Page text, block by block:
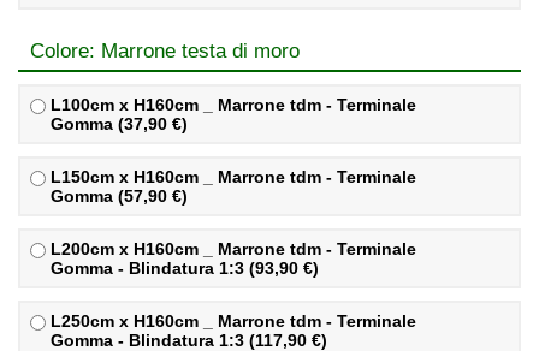
Colore: Marrone testa di moro
L100cm x H160cm _ Marrone tdm - Terminale
Gomma (37,90 €)
L150cm x H160cm _ Marrone tdm - Terminale
Gomma (57,90 €)
L200cm x H160cm _ Marrone tdm - Terminale
Gomma - Blindatura 1:3 (93,90 €)
L250cm x H160cm _ Marrone tdm - Terminale
Gomma - Blindatura 1:3 (117,90 €)